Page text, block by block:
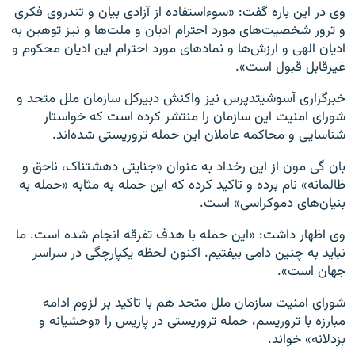
وی در این باره گفت: «سوءاستفاده از آزادی بیان و تندروی فکری
و ترور شخصیت‌های مورد احترام ادیان و ملت‌ها و نیز توهین به
ادیان الهی و ارزش‌ها و نمادهای مورد احترام این ادیان محکوم و
غیرقابل قبول است».
خبرگزاری‌ آسوشیتدپرس نیز واکنش‌ دبیرکل سازمان ملل متحد و
شورای امنیت این سازمان را منتشر کرده است که خواستار
شناسایی و محاکمه عاملان این حمله تروریستی شده‌اند.
بان گی مون از این رخداد به عنوان «جنایتی دهشتناک، ناحق و
ظالمانه» نام برده‌ و تاکید کرده که این حمله به مثابه «حمله به
بنیان‌های دموکراسی» است.
وی اظهار داشت: «این حمله با هدف تفرقه انجام شده است. ما
نباید به چنین دامی بیفتیم. اکنون لحظه یکپارچگی در سراسر
جهان است».
شورای امنیت سازمان ملل متحد هم با تاکید بر لزوم ادامه
مبارزه با تروریسم، حمله تروریستی در پاریس را «وحشیانه و
بزدلانه» خواند.